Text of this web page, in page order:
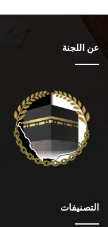
عن اللجنة
التصنيفات